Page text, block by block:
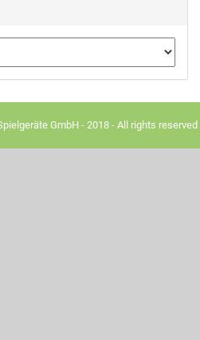
GmbH - 2018 - All rights reserved